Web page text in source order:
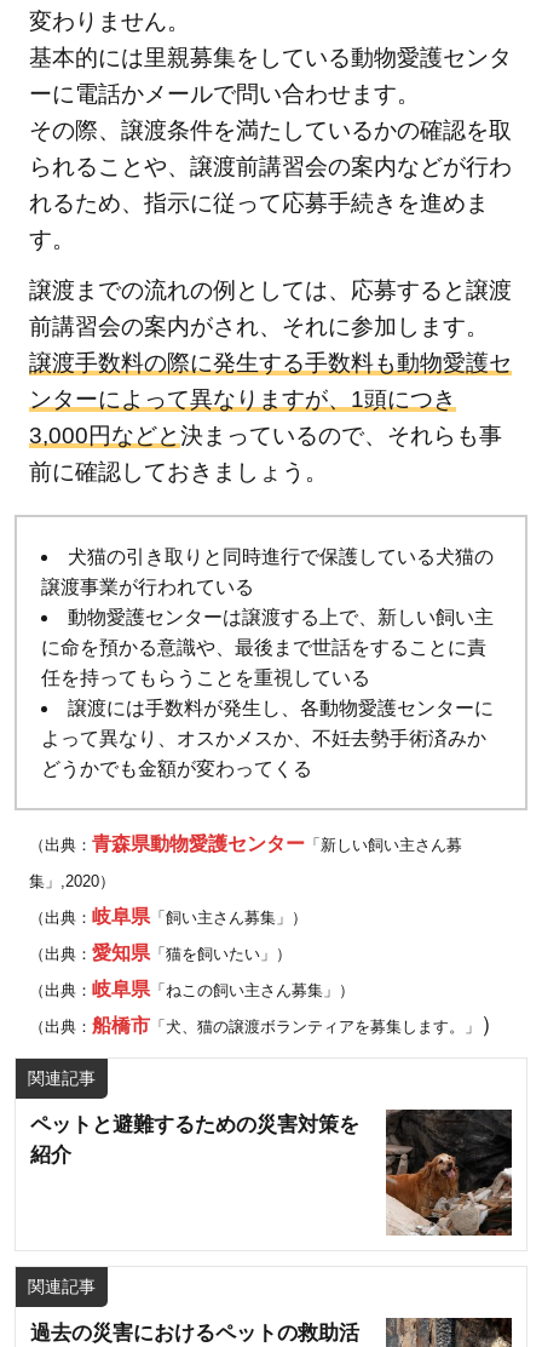
変わりません。
基本的には里親募集をしている動物愛護センタ
ーに電話かメールで問い合わせます。
その際、譲渡条件を満たしているかの確認を取
られることや、譲渡前講習会の案内などが行わ
れるため、指示に従って応募手続きを進めま
す。
譲渡までの流れの例としては、応募すると譲渡
前講習会の案内がされ、それに参加します。
譲渡手数料の際に発生する手数料も動物愛護セ
ンターによって異なりますが、1頭につき
3,000円などと決まっているので、それらも事
前に確認しておきましょう。
犬猫の引き取りと同時進行で保護している犬猫の
譲渡事業が行われている
動物愛護センターは譲渡する上で、新しい飼い主
に命を預かる意識や、最後まで世話をすることに責
任を持ってもらうことを重視している
譲渡には手数料が発生し、各動物愛護センターに
よって異なり、オスかメスか、不妊去勢手術済みか
どうかでも金額が変わってくる
（出典： 青森県動物愛護センター 「新しい飼い主さん募
集」,2020）
（出典： 岐阜県「飼い主さん募集」）
（出典： 愛知県「猫を飼いたい」）
（出典： 岐阜県「ねこの飼い主さん募集」）
（出典： 船橋市 「犬、猫の譲渡ボランティアを募集します。」 ）
関連記事
ペットと避難するための災害対策を
紹介
関連記事
過去の災害におけるペットの救助活